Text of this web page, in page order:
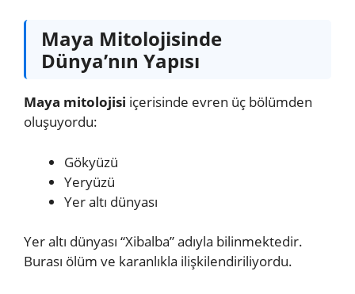
Maya Mitolojisinde
Dünya’nın Yapısı
Maya mitolojisi içerisinde evren üç bölümden
oluşuyordu:
Gökyüzü
Yeryüzü
Yer altı dünyası
Yer altı dünyası “Xibalba” adıyla bilinmektedir.
Burası ölüm ve karanlıkla ilişkilendiriliyordu.